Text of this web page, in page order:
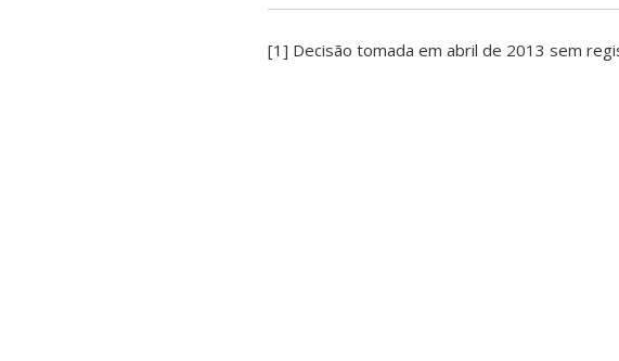
[1] Decisão tomada em abril de 2013 sem